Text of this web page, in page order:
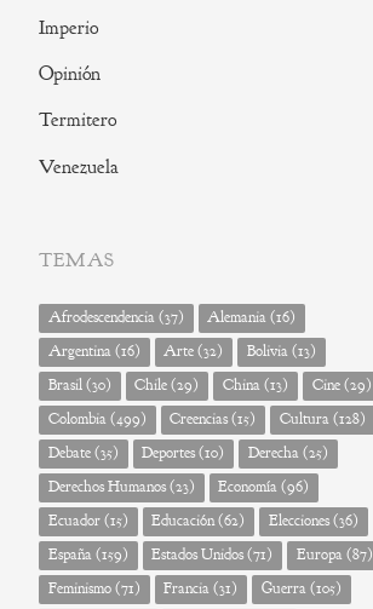
Imperio
Opinión
Termitero
Venezuela
TEMAS
Afrodescendencia(37) Alemania(16)
Argentina(16) Arte(32) Bolivia(13)
Brasil(30) Chile(29) China(13) Cine(29)
Colombia(499) Creencias(15) Cultura(128)
Debate(35) Deportes(10) Derecha(25)
Derechos Humanos(23) Economía(96)
Ecuador(15) Educación(62) Elecciones(36)
España(159) Estados Unidos(71) Europa(87)
Feminismo(71) Francia(31) Guerra(105)